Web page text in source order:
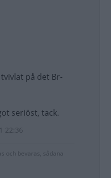
på det Br-
seriöst, tack.
22:36
och bevaras, sådana